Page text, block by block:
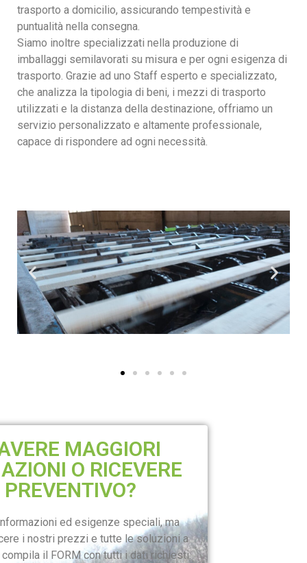
trasporto a domicilio, assicurando tempestività e
puntualità nella consegna.
Siamo inoltre specializzati nella produzione di
imballaggi semilavorati su misura e per ogni esigenza di
trasporto. Grazie ad uno Staff esperto e specializzato,
che analizza la tipologia di beni, i mezzi di trasporto
utilizzati e la distanza della destinazione, offriamo un
servizio personalizzato e altamente professionale,
capace di rispondere ad ogni necessità.
MAGGIORI
O RICEVERE
ed esigenze speciali, ma
i nostri prezzi e tutte le soluzioni a
il FORM con tutti i dati richiesti: